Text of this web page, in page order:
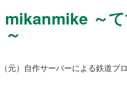
mikanmike ～
～
（元）自作サーバーによる鉄道ブ